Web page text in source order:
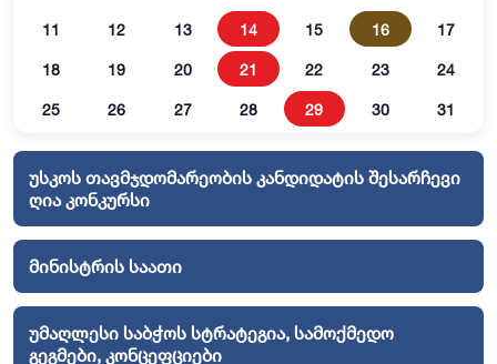
11 12 13 14 15 16 17
18 19 20 21 22 23 24
25 26 27 28 29 30 31
უსკოს თავმჯდომარეობის კანდიდატის შესარჩევი
ღია კონკურსი
მინისტრის საათი
უმაღლესი საბჭოს სტრატეგია, სამოქმედო
გეგმები, კონცეფციები